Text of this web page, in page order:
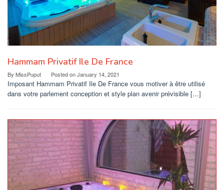
Hammam Privatif Ile De France
By MissPuput Posted onJanuary 14, 2021
Imposant Hammam Privatif Ile De France vous motiver à être utilisé
dans votre parlement conception et style plan avenir prévisible […]